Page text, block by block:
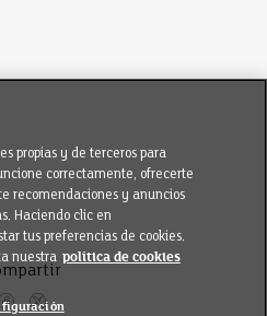
propias y de terceros para
correctamente, ofrecerte
recomendaciones y anuncios
Haciendo clic en
tus preferencias de cookies.
nuestra política de cookies